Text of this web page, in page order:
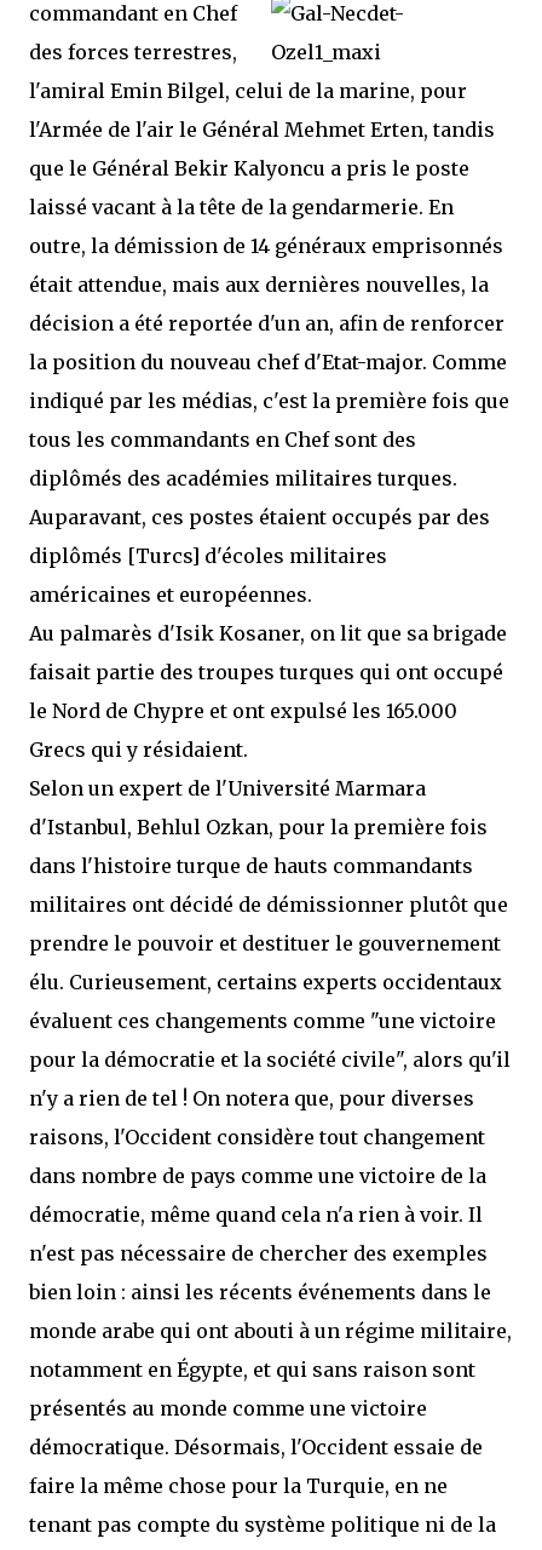
commandant en Chef
des forces terrestres,
l'amiral Emin Bilgel, celui de la marine, pour
l'Armée de l'air le Général Mehmet Erten, tandis
que le Général Bekir Kalyoncu a pris le poste
laissé vacant à la tête de la gendarmerie. En
outre, la démission de 14 généraux emprisonnés
était attendue, mais aux dernières nouvelles, la
décision a été reportée d'un an, afin de renforcer
la position du nouveau chef d'Etat-major. Comme
indiqué par les médias, c'est la première fois que
tous les commandants en Chef sont des
diplômés des académies militaires turques.
Auparavant, ces postes étaient occupés par des
diplômés [Turcs] d'écoles militaires
américaines et européennes.
Au palmarès d'Isik Kosaner, on lit que sa brigade
faisait partie des troupes turques qui ont occupé
le Nord de Chypre et ont expulsé les 165.000
Grecs qui y résidaient.
Selon un expert de l'Université Marmara
d'Istanbul, Behlul Ozkan, pour la première fois
dans l'histoire turque de hauts commandants
militaires ont décidé de démissionner plutôt que
prendre le pouvoir et destituer le gouvernement
élu. Curieusement, certains experts occidentaux
évaluent ces changements comme "une victoire
pour la démocratie et la société civile", alors qu'il
n'y a rien de tel ! On notera que, pour diverses
raisons, l'Occident considère tout changement
dans nombre de pays comme une victoire de la
démocratie, même quand cela n'a rien à voir. Il
n'est pas nécessaire de chercher des exemples
bien loin : ainsi les récents événements dans le
monde arabe qui ont abouti à un régime militaire,
notamment en Égypte, et qui sans raison sont
présentés au monde comme une victoire
démocratique. Désormais, l'Occident essaie de
faire la même chose pour la Turquie, en ne
tenant pas compte du système politique ni de la